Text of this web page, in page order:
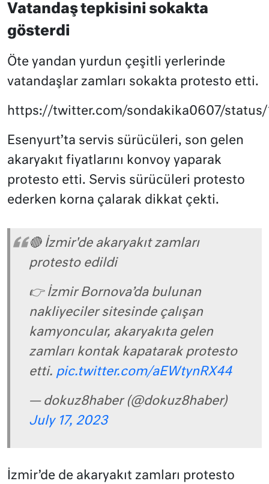
Vatandaş tepkisini sokakta
gösterdi
Öte yandan yurdun çeşitli yerlerinde
vatandaşlar zamları sokakta protesto etti.
https://twitter.com/sondakika0607/status/
Esenyurt’ta servis sürücüleri, son gelen
akaryakıt fiyatlarını konvoy yaparak
protesto etti. Servis sürücüleri protesto
ederken korna çalarak dikkat çekti.
🔴 İzmir'de akaryakıt zamları
protesto edildi
👉 İzmir Bornova’da bulunan
nakliyeciler sitesinde çalışan
kamyoncular, akaryakıta gelen
zamları kontak kapatarak protesto
etti. pic.twitter.com/aEWtynRX44
— dokuz8haber (@dokuz8haber)
July 17, 2023
İzmir’de de akaryakıt zamları protesto